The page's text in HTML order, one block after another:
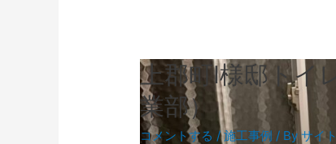
上郡町I様邸トイ
業部）
コメントする /施工事例 / Byサイ